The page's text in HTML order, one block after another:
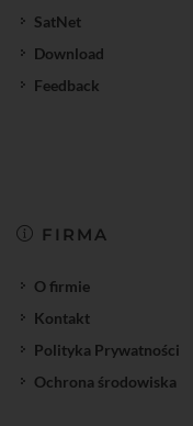
SatNet
Download
Feedback
FIRMA
O firmie
Kontakt
Polityka Prywatności
Ochrona środowiska